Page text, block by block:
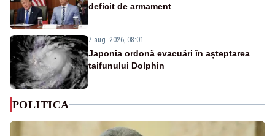
deficit de armament
7 aug. 2026, 08:01
Japonia ordonă evacuări în așteptarea
taifunului Dolphin
POLITICA